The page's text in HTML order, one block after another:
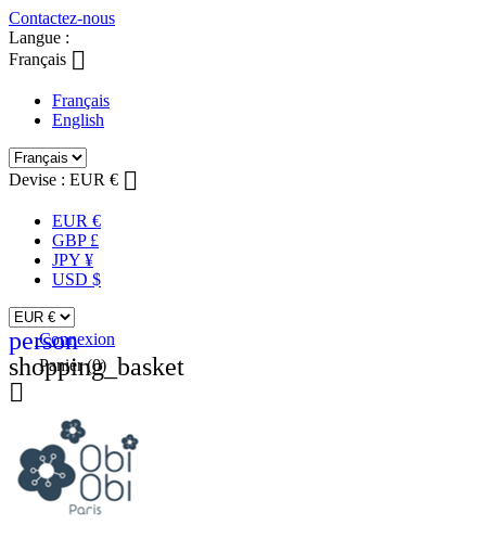
Contactez-nous
Langue :
Français 
Français
English
Devise : EUR € 
EUR €
GBP £
JPY ¥
USD $
person
Connexion
shopping_basket
Panier (0)
